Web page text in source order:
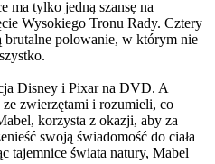
ma tylko jedną szansę na
Wysokiego Tronu Rady. Cztery
brutalne polowanie, w którym nie
Disney i Pixar na DVD. A
zwierzętami i rozumieli, co
korzysta z okazji, aby za
swoją świadomość do ciała
tajemnice świata natury, Mabel